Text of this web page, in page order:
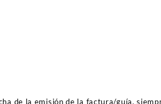
de la emisión de la factura/guía,